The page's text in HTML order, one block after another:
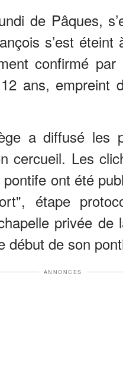
de Pâques,
s’est éteint
confirmé
ans, empreint
a diffusé les
cercueil. Les
ont été
étape
privée de
début de son
ANNONCES